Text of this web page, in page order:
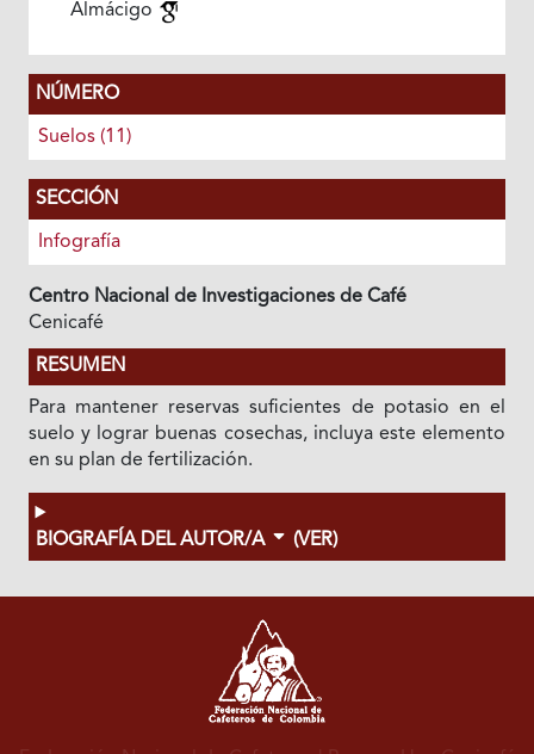
Almácigo
NÚMERO
Suelos (11)
SECCIÓN
Infografía
Centro Nacional de Investigaciones de Café
Cenicafé
RESUMEN
Para mantener reservas suficientes de potasio en el
suelo y lograr buenas cosechas, incluya este elemento
en su plan de fertilización.
BIOGRAFÍA DEL AUTOR/A (VER)